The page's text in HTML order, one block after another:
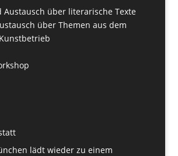
Austausch über literarische Texte
über Themen aus dem
lädt wieder zu einem